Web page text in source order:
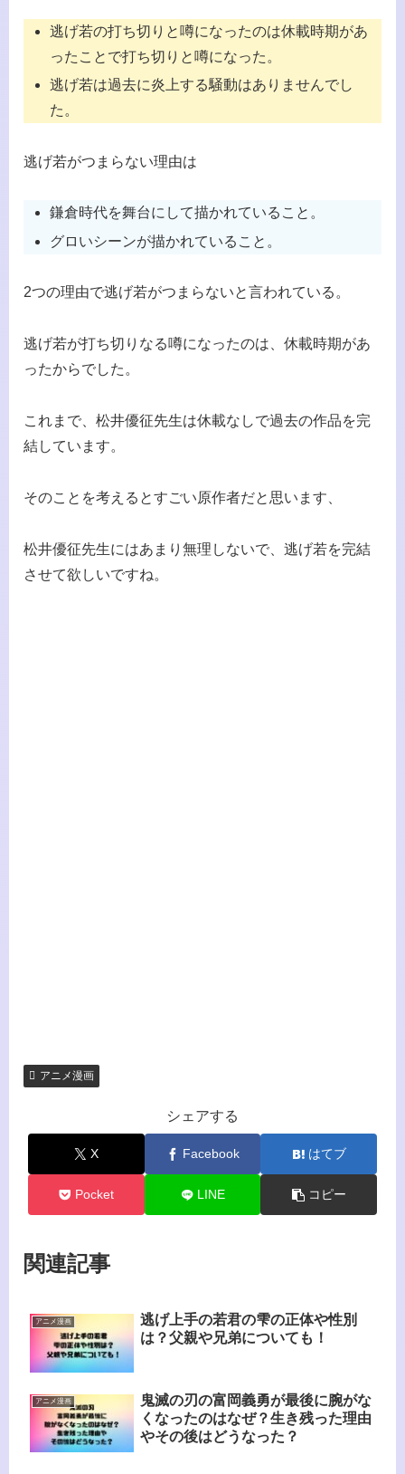
逃げ若の打ち切りと噂になったのは休載時期があ
ったことで打ち切りと噂になった。
逃げ若は過去に炎上する騒動はありませんでし
た。
逃げ若がつまらない理由は
鎌倉時代を舞台にして描かれていること。
グロいシーンが描かれていること。
2つの理由で逃げ若がつまらないと言われている。
逃げ若が打ち切りなる噂になったのは、休載時期があ
ったからでした。
これまで、松井優征先生は休載なしで過去の作品を完
結しています。
そのことを考えるとすごい原作者だと思います、
松井優征先生にはあまり無理しないで、逃げ若を完結
させて欲しいですね。
アニメ漫画
シェアする
X Facebook はてブ
Pocket LINE コピー
関連記事
アニメ漫画
逃げ上手の若君の雫の正体や性別
は？父親や兄弟についても！
アニメ漫画
鬼滅の刃の富岡義勇が最後に腕がな
くなったのはなぜ？生き残った理由
やその後はどうなった？